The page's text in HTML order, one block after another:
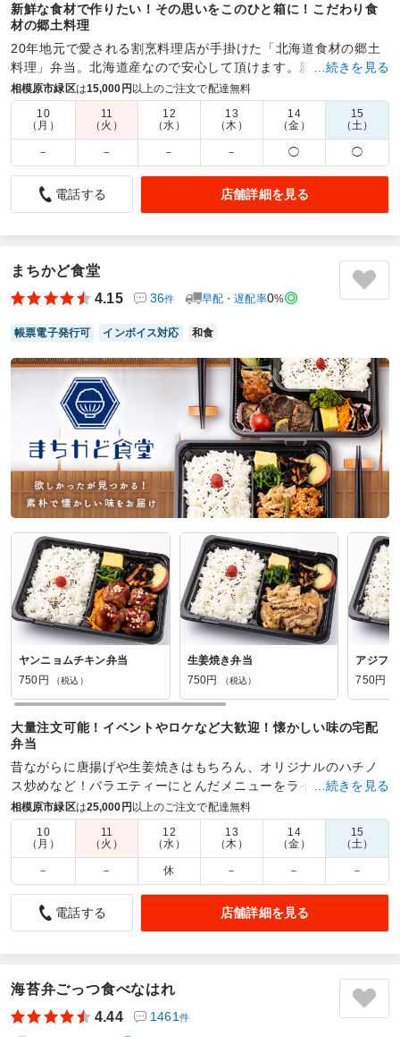
新鮮な食材で作りたい！その思いをこのひと箱に！こだわり食
材の郷土料理
20年地元で愛される割烹料理店が手掛けた「北海道食材の郷土
料理」弁当。北海道産なので安心して頂けます。新鮮食材を使
用し、試作を重ね、ベストの調理法でお詰めしました。
商品数： 締切日時： 1日前16:00 価格帯：
890円～1,700円
配達時間：
10:00～19:00
とにかく美味しい！なのにコスパ抜群！
5.0
ご飯もホタテご飯や時雨煮、タコ飯など種類が豊富で色々な
注文する時点から食欲をそそりました！どのお弁当も食材が
大ぶりでしっかりボリュームもあって食べ応えがありまし
ご利用シーン：ロケ・撮影
番組制作
参加者の年齢：20代～30代 男女比：
男性多め
神奈川県相模原市緑区日連
2026/07/20
北海のHACHIの口コミをもっと見る
…続きを見る
相模原市緑区は15,000円以上のご注文で配達無料
10
（月）
11
（火）
12
（水）
13
（木）
14
（金）
15
（土）
－ － － － ◯ ◯
電話する 店舗詳細を見る
まちかど食堂
4.15
36件 早配・遅配率0%
帳票電子発行可 インボイス対応 和食
ヤンニョムチキン弁当
750円
（税込）
生姜焼き弁当
750円
（税込）
アジフ
750円
大量注文可能！イベントやロケなど大歓迎！懐かしい味の宅配
弁当
昔ながらに唐揚げや生姜焼きはもちろん、オリジナルのハチノ
ス炒めなど！バラエティーにとんだメニューをラインナップ！
メインを支える副菜も手作りで作っています
商品数： 締切日時： 1日前18:00 価格帯：
750円～1,190円
配達時間：
8:00～17:00
お弁当の見た目がよかった
5.0
段取りよく簡単に注文できました。
…続きを見る
相模原市緑区は25,000円以上のご注文で配達無料
10
（月）
11
（火）
12
（水）
13
（木）
14
（金）
15
（土）
－ － 休 － － －
電話する 店舗詳細を見る
海苔弁ごっつ食べなはれ
4.44
1461 件